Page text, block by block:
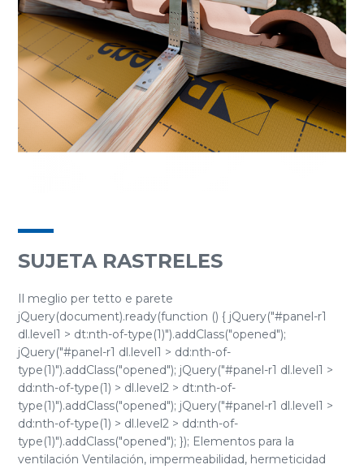
SUJETA RASTRELES
Il meglio per tetto e parete
jQuery(document).ready(function () { jQuery("#panel-r1
dl.level1 > dt:nth-of-type(1)").addClass("opened");
jQuery("#panel-r1 dl.level1 > dd:nth-of-
type(1)").addClass("opened"); jQuery("#panel-r1 dl.level1 >
dd:nth-of-type(1) > dl.level2 > dt:nth-of-
type(1)").addClass("opened"); jQuery("#panel-r1 dl.level1 >
dd:nth-of-type(1) > dl.level2 > dd:nth-of-
type(1)").addClass("opened"); }); Elementos para la
ventilación Ventilación, impermeabilidad, hermeticidad